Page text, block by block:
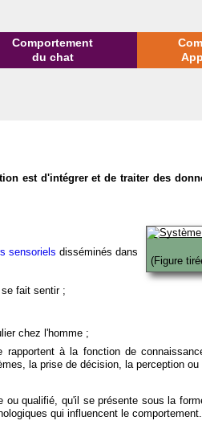
Comportement
du chat
est d'intégrer et de traiter des
(Figure
sensoriels disséminés dans
fait sentir ;
chez l'homme ;
à la fonction de
la prise de décision, la perception
qualifié, qu'il se présente sous la
qui influencent le comportement.